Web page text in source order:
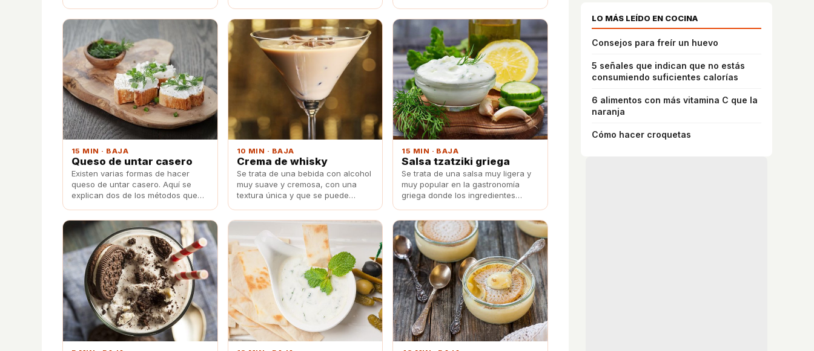
15 MIN · BAJA
Queso de untar casero
Existen varias formas de hacer
queso de untar casero. Aquí se
explican dos de los métodos que
10 MIN · BAJA
Crema de whisky
Se trata de una bebida con alcohol
muy suave y cremosa, con una
textura única y que se puede
15 MIN · BAJA
Salsa tzatziki griega
Se trata de una salsa muy ligera y
muy popular en la gastronomía
griega donde los ingredientes
LO MÁS LEÍDO EN COCINA
Consejos para freír un huevo
5 señales que indican que no estás
consumiendo suficientes calorías
6 alimentos con más vitamina C que la
naranja
Cómo hacer croquetas